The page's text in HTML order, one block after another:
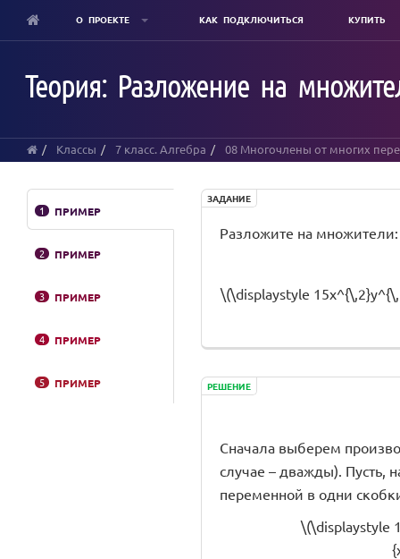
content
О ПРОЕКТЕ КАК ПОДКЛЮЧИТЬСЯ КУПИТЬ
Теория: Разложение на
Классы 7 класс. Алгебра 08 Многочлены от многих
1 ПРИМЕР
2 ПРИМЕР
3 ПРИМЕР
4 ПРИМЕР
5 ПРИМЕР
ЗАДАНИЕ
Разложите на множители:
\(\displaystyle
РЕШЕНИЕ
Сначала выберем
случае – дважды). Пусть,
переменной в одни
\(\displaystyle